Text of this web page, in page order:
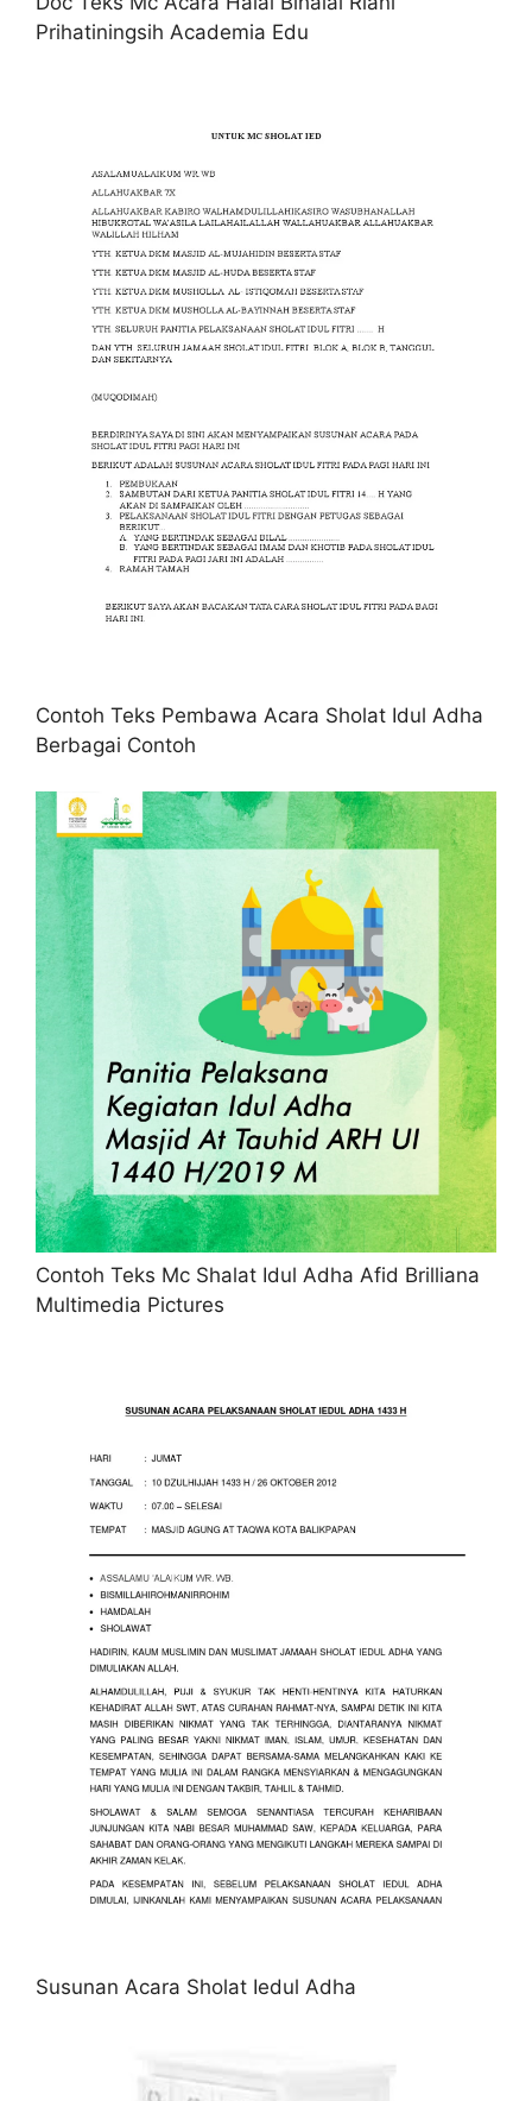
Prihatiningsih Academia Edu
Contoh Teks Pembawa Acara Sholat Idul Adha
Berbagai Contoh
Contoh Teks Mc Shalat Idul Adha Afid Brilliana
Multimedia Pictures
Susunan Acara Sholat Iedul Adha